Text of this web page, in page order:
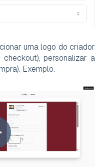
uma logo do criador
personalizar a
Exemplo: